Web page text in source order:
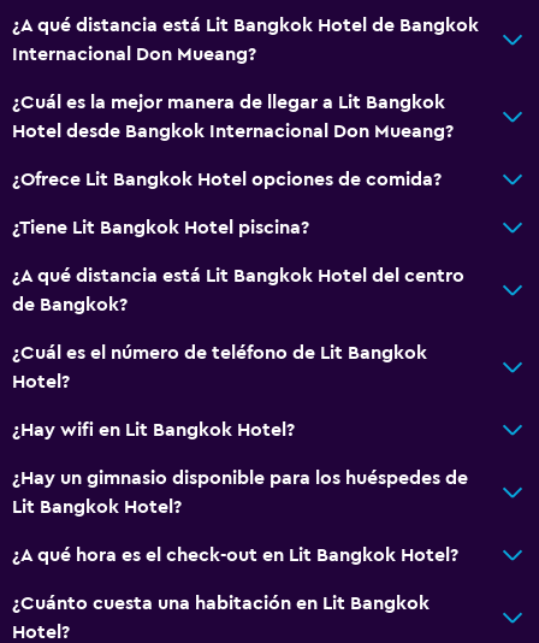
¿A qué distancia está Lit Bangkok Hotel de Bangkok
Internacional Don Mueang?
¿Cuál es la mejor manera de llegar a Lit Bangkok
Hotel desde Bangkok Internacional Don Mueang?
¿Ofrece Lit Bangkok Hotel opciones de comida?
¿Tiene Lit Bangkok Hotel piscina?
¿A qué distancia está Lit Bangkok Hotel del centro
de Bangkok?
¿Cuál es el número de teléfono de Lit Bangkok
Hotel?
¿Hay wifi en Lit Bangkok Hotel?
¿Hay un gimnasio disponible para los huéspedes de
Lit Bangkok Hotel?
¿A qué hora es el check-out en Lit Bangkok Hotel?
¿Cuánto cuesta una habitación en Lit Bangkok
Hotel?